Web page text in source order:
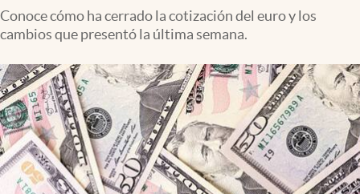
Streaming
Lifestyle
USA
Conoce cómo ha cerrado la cotización del euro y los
cambios que presentó la última semana.